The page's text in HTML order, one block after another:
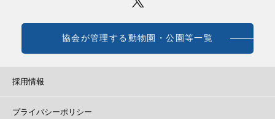
協会が管理する動物園・公園等一覧
採用情報
プライバシーポリシー